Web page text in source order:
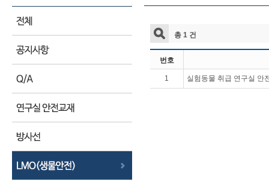
총 1 건
번호
1 실험동물 취급 연구실 안